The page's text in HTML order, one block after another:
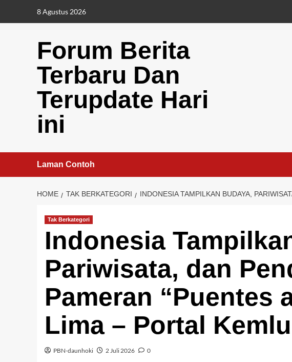
8 Agustus 2026
Forum Berita
Terbaru Dan
Terupdate Hari
ini
Laman Contoh
HOME TAK BERKATEGORI INDONESIA TAMPILKAN BUDAYA,
Tak Berkategori
Indonesia
Pariwisata, dan
Pameran “Puentes
Lima – Portal Kemlu
PBN-daunhoki 2 Juli 2026 0